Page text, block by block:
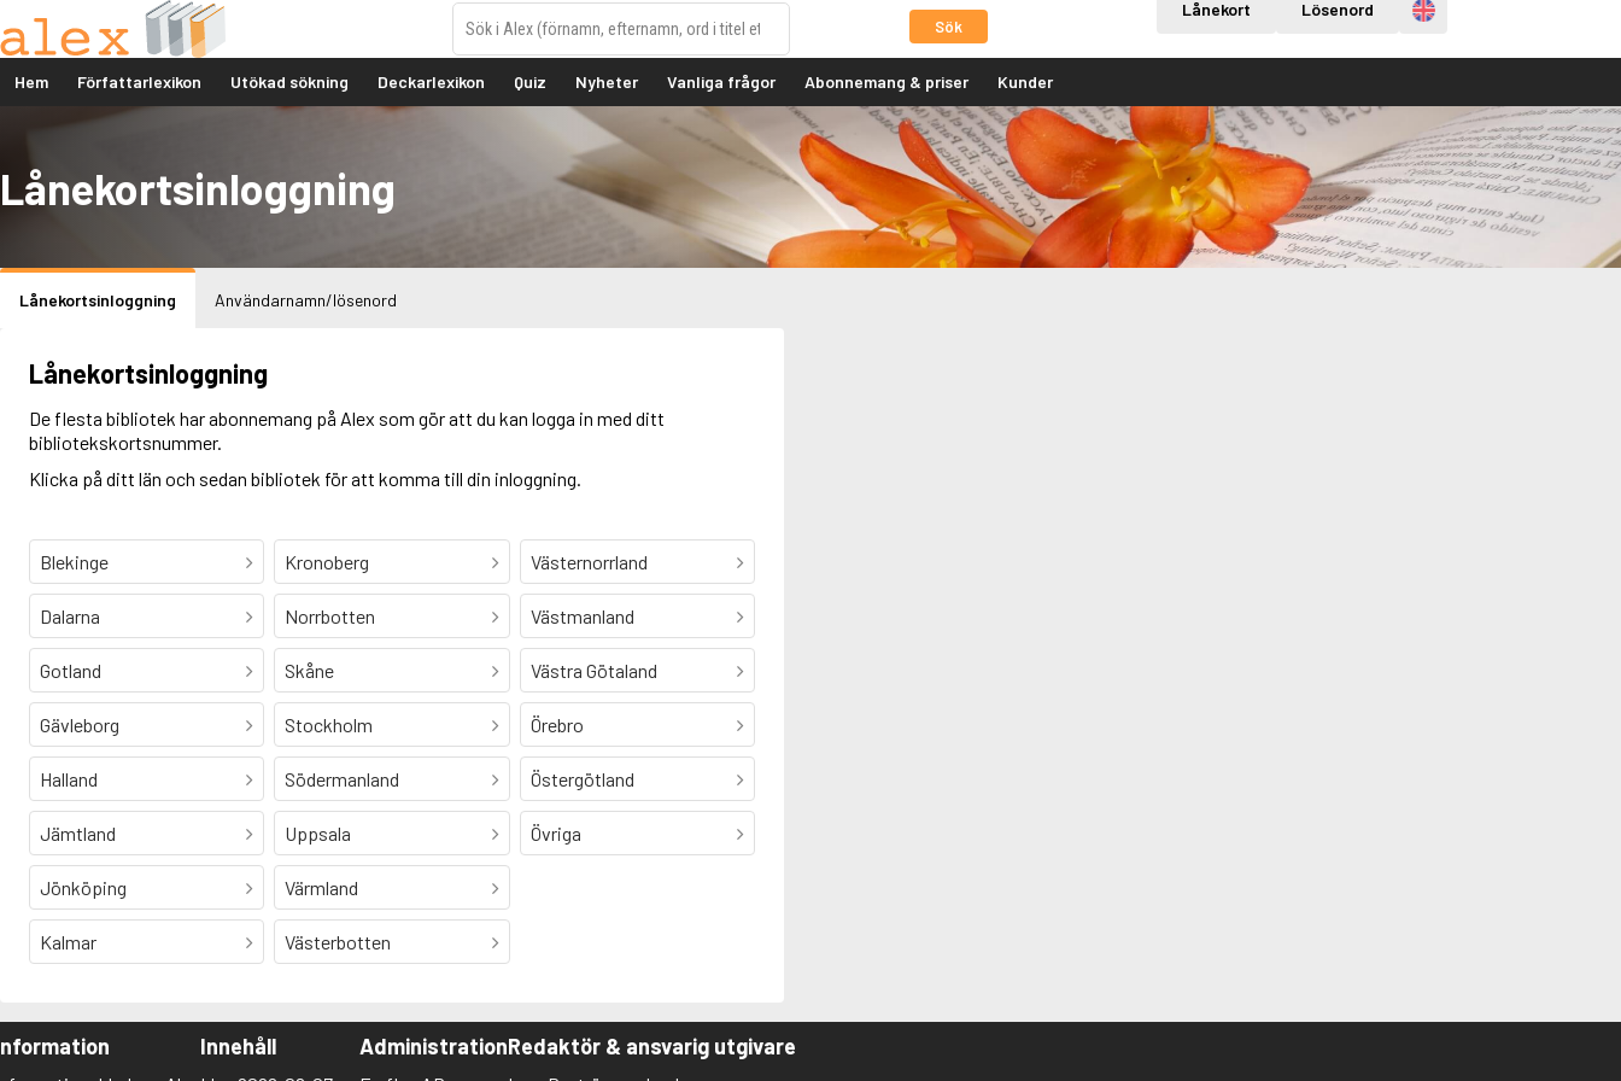
Sök
Lånekort Lösenord Engelska
Hem Författarlexikon Utökad sökning Deckarlexikon Quiz Nyheter Vanliga frågor Abonnemang & priser Kunder
Lånekortsinloggning
Lånekortsinloggning Användarnamn/lösenord
Lånekortsinloggning
De flesta bibliotek har abonnemang på Alex som gör att du kan logga in med ditt
bibliotekskortsnummer.
Klicka på ditt län och sedan bibliotek för att komma till din inloggning.
Blekinge
Dalarna
Gotland
Gävleborg
Halland
Jämtland
Jönköping
Kalmar
Kronoberg
Norrbotten
Skåne
Stockholm
Södermanland
Uppsala
Värmland
Västerbotten
Västernorrland
Västmanland
Västra Götaland
Örebro
Östergötland
Övriga
Innehåll AdministrationRedaktör & ansvarig utgivare